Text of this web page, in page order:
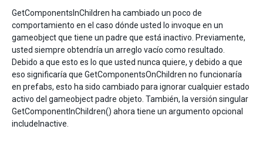
GetComponentsInChildren ha cambiado un poco de
comportamiento en el caso dónde usted lo invoque en un
gameobject que tiene un padre que está inactivo. Previamente,
usted siempre obtendría un arreglo vacío como resultado.
Debido a que esto es lo que usted nunca quiere, y debido a que
eso significaría que GetComponentsOnChildren no funcionaría
en prefabs, esto ha sido cambiado para ignorar cualquier estado
activo del gameobject padre objeto. También, la versión singular
GetComponentInChildren() ahora tiene un argumento opcional
includeInactive.